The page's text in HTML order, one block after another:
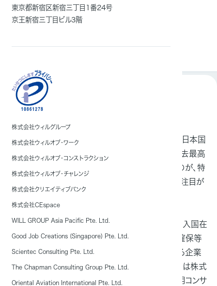
東京都新宿区新宿三丁目1番24号
京王新宿三丁目ビル3階
株式会社ウィルグループ
株式会社ウィルオブ・ワーク
株式会社ウィルオブ・コンストラクション
株式会社ウィルオブ・チャレンジ
株式会社クリエイティブバンク
株式会社CEspace
WILL GROUP Asia Pacific Pte. Ltd.
Good Job Creations (Singapore) Pte. Ltd.
Scientec Consulting Pte. Ltd.
The Chapman Consulting Group Pte. Ltd.
Oriental Aviation International Pte. Ltd.
内容について
厚労省 外国人雇用状況が発表した資料によると、日本国
内における外国人労働者数は200万人を超え、過去最高
を更新しました。中でも前年比増加率が最も高いのが、特
定技能外国人で対象業種の拡大も含め、ますます注目が
しかし一方で、特定技能外国人を雇用するには、出入国在
留管理庁への在留資格申請等の手続きから住居確保等
の支援業務まで受け入れ時の項目が多く、悩まれる企業
担当者様も多いのではないでしょうか。そこで今回は株式
会社リロエステート様をお招きし、弊社外国人雇用コンサ